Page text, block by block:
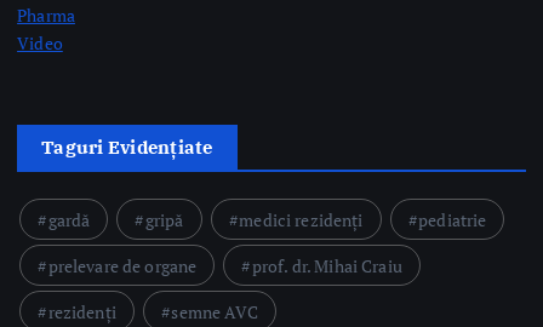
Pharma
Video
Taguri Evidențiate
gardă gripă medici rezidenți
pediatrie
prelevare de organe
prof. dr. Mihai Craiu
rezidenți
semne AVC